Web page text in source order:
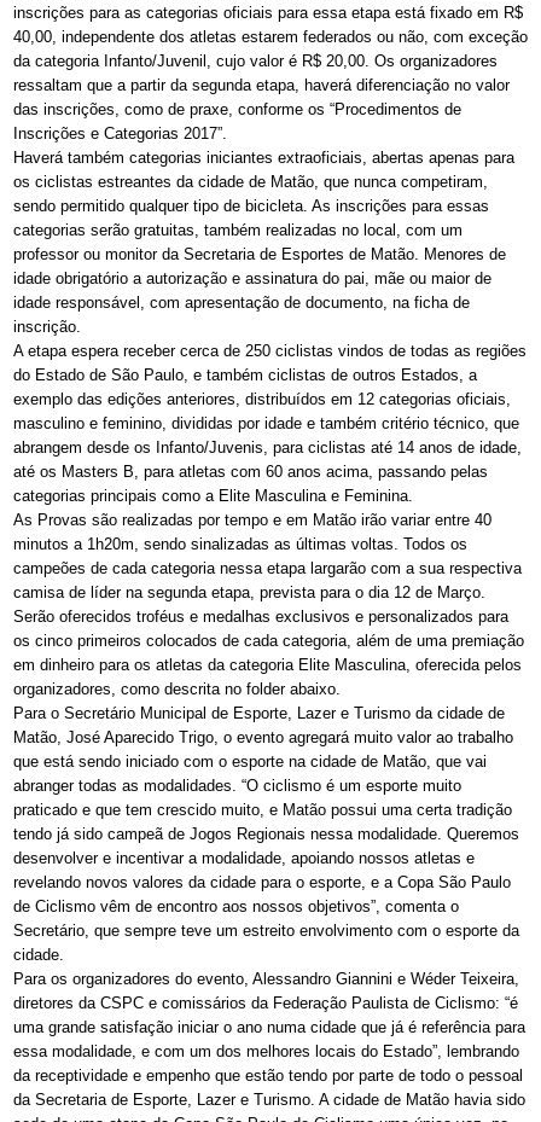
inscrições para as categorias oficiais para essa etapa está fixado em R$
40,00, independente dos atletas estarem federados ou não, com exceção
da categoria Infanto/Juvenil, cujo valor é R$ 20,00. Os organizadores
ressaltam que a partir da segunda etapa, haverá diferenciação no valor
das inscrições, como de praxe, conforme os “Procedimentos de
Inscrições e Categorias 2017”.
Haverá também categorias iniciantes extraoficiais, abertas apenas para
os ciclistas estreantes da cidade de Matão, que nunca competiram,
sendo permitido qualquer tipo de bicicleta. As inscrições para essas
categorias serão gratuitas, também realizadas no local, com um
professor ou monitor da Secretaria de Esportes de Matão. Menores de
idade obrigatório a autorização e assinatura do pai, mãe ou maior de
idade responsável, com apresentação de documento, na ficha de
inscrição.
A etapa espera receber cerca de 250 ciclistas vindos de todas as regiões
do Estado de São Paulo, e também ciclistas de outros Estados, a
exemplo das edições anteriores, distribuídos em 12 categorias oficiais,
masculino e feminino, divididas por idade e também critério técnico, que
abrangem desde os Infanto/Juvenis, para ciclistas até 14 anos de idade,
até os Masters B, para atletas com 60 anos acima, passando pelas
categorias principais como a Elite Masculina e Feminina.
As Provas são realizadas por tempo e em Matão irão variar entre 40
minutos a 1h20m, sendo sinalizadas as últimas voltas. Todos os
campeões de cada categoria nessa etapa largarão com a sua respectiva
camisa de líder na segunda etapa, prevista para o dia 12 de Março.
Serão oferecidos troféus e medalhas exclusivos e personalizados para
os cinco primeiros colocados de cada categoria, além de uma premiação
em dinheiro para os atletas da categoria Elite Masculina, oferecida pelos
organizadores, como descrita no folder abaixo.
Para o Secretário Municipal de Esporte, Lazer e Turismo da cidade de
Matão, José Aparecido Trigo, o evento agregará muito valor ao trabalho
que está sendo iniciado com o esporte na cidade de Matão, que vai
abranger todas as modalidades. “O ciclismo é um esporte muito
praticado e que tem crescido muito, e Matão possui uma certa tradição
tendo já sido campeã de Jogos Regionais nessa modalidade. Queremos
desenvolver e incentivar a modalidade, apoiando nossos atletas e
revelando novos valores da cidade para o esporte, e a Copa São Paulo
de Ciclismo vêm de encontro aos nossos objetivos”, comenta o
Secretário, que sempre teve um estreito envolvimento com o esporte da
cidade.
Para os organizadores do evento, Alessandro Giannini e Wéder Teixeira,
diretores da CSPC e comissários da Federação Paulista de Ciclismo: “é
uma grande satisfação iniciar o ano numa cidade que já é referência para
essa modalidade, e com um dos melhores locais do Estado”, lembrando
da receptividade e empenho que estão tendo por parte de todo o pessoal
da Secretaria de Esporte, Lazer e Turismo. A cidade de Matão havia sido